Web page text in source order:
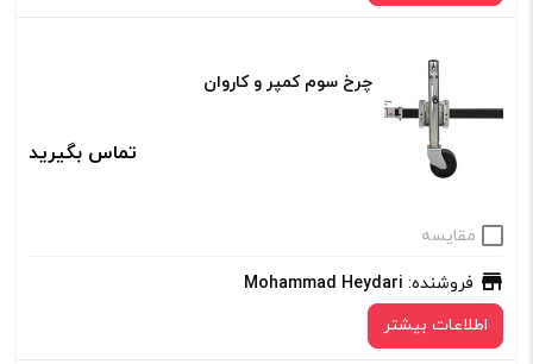
چرخ سوم کمپر و کاروان
تماس بگیرید
مقایسه
فروشنده: Mohammad Heydari
اطلاعات بیشتر